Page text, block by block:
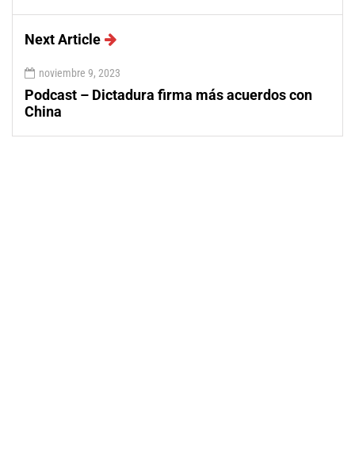
Next Article
noviembre 9, 2023
Podcast – Dictadura firma más acuerdos con
China